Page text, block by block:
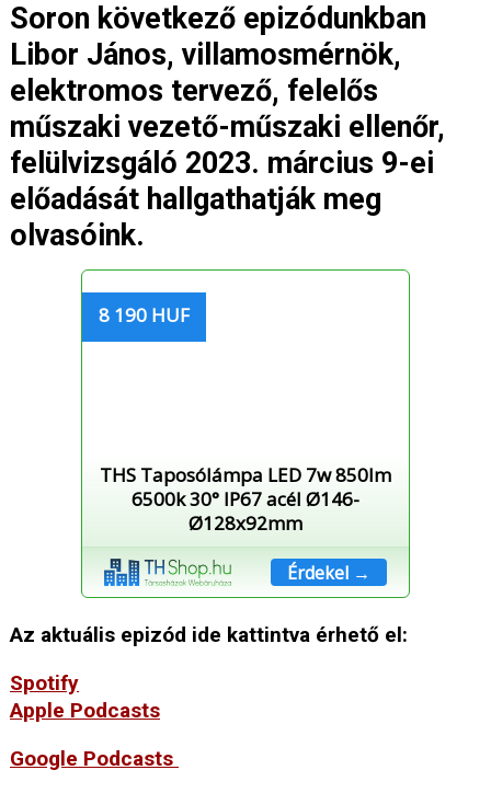
Soron következő epizódunkban
Libor János, villamosmérnök,
elektromos tervező, felelős
műszaki vezető-műszaki ellenőr,
felülvizsgáló 2023. március 9-ei
előadását hallgathatják meg
olvasóink.
8 190 HUF
THS Taposólámpa LED 7w 850lm
6500k 30° IP67 acél Ø146-
Ø128x92mm
Érdekel →
Az aktuális epizód ide kattintva érhető el:
Spotify
Apple Podcasts
Google Podcasts